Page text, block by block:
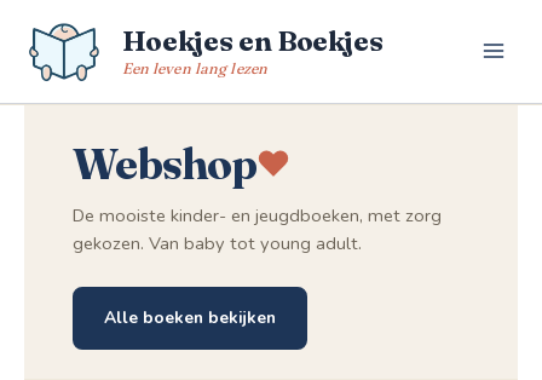
naar
Hoekjes en Boekjes
Een leven lang lezen
Webshop
De mooiste kinder- en jeugdboeken, met zorg
gekozen. Van baby tot young adult.
Alle boeken bekijken